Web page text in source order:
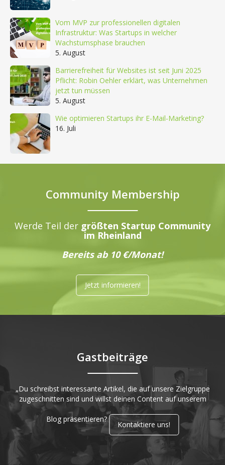
Vom MVP zur professionellen digitalen
Infrastruktur: Was Startups in welcher
Wachstumsphase brauchen
5. August
Barrierefreiheit für Websites ist seit Juni 2025
Pflicht: Robin Oehler erklärt, was Unternehmen
jetzt tun müssen
5. August
Wie optimieren Startups ihr E-Mail-Marketing?
16. Juli
Community Membership
Werde Teil der größten Startup Community
im Rheinland
Bereits ab 10 €/Monat!
Jetzt informieren!
Gastbeiträge
„Du schreibst interessante Artikel, die auf unsere Zielgruppe
zugeschnitten sind und willst deinen Content auf unserem
Blog präsentieren?
Kontaktiere uns!